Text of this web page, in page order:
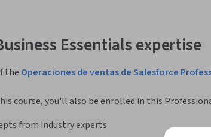
Essentials expertise
the Operaciones de ventas de Salesforce
course, you'll also be enrolled in this
from industry experts